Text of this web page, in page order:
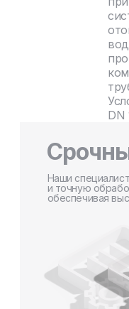
DN
Наши
и точную
обеспечивая